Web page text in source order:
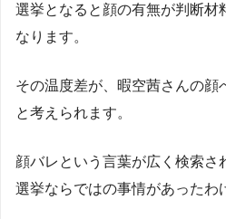
選挙となると顔の有無が判断材
なります。
その温度差が、暇空茜さんの顔
と考えられます。
顔バレという言葉が広く検索さ
選挙ならではの事情があったわ